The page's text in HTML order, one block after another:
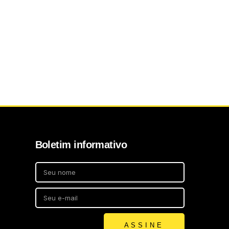
Boletim informativo
ASSINE